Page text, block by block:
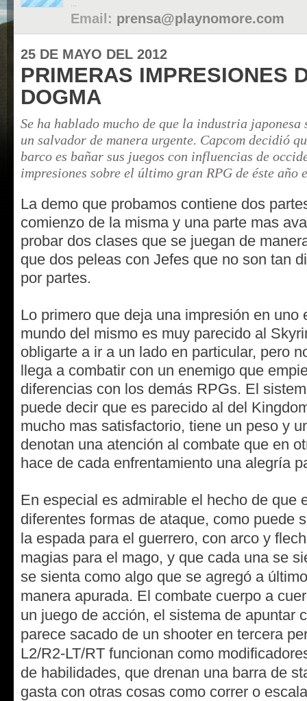
Email: prensa@playnomore.com
25 DE MAYO DEL 2012
PRIMERAS IMPRESIONES
DOGMA
Se ha hablado mucho de que la industria japonesa
un salvador de manera urgente. Capcom decidió
barco es bañar sus juegos con influencias de
impresiones sobre el último gran RPG de éste año
La demo que probamos contiene dos
comienzo de la misma y una parte mas
probar dos clases que se juegan de
que dos peleas con Jefes que no son tan
por partes.
Lo primero que deja una impresión en uno
mundo del mismo es muy parecido al
obligarte a ir a un lado en particular, pero
llega a combatir con un enemigo que
diferencias con los demás RPGs. El
puede decir que es parecido al del
mucho mas satisfactorio, tiene un peso y
denotan una atención al combate que en
hace de cada enfrentamiento una alegría
En especial es admirable el hecho de que
diferentes formas de ataque, como puede
la espada para el guerrero, con arco y
magias para el mago, y que cada una se
se sienta como algo que se agregó a
manera apurada. El combate cuerpo a
un juego de acción, el sistema de apuntar
parece sacado de un shooter en tercera
L2/R2-LT/RT funcionan como
de habilidades, que drenan una barra de
gasta con otras cosas como correr o